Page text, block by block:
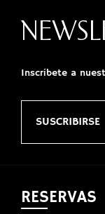
Inscríbete a
SUSCRIBIRSE
RESERVAS